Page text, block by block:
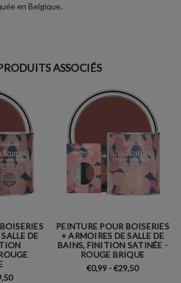
en Belgique.
ASSOCIÉS
DE
PEINTURE POUR BOISERIES
+ ARMOIRES DE SALLE DE
BAINS, FINITION SATINÉE -
ROUGE BRIQUE
€0,99 - €29,50